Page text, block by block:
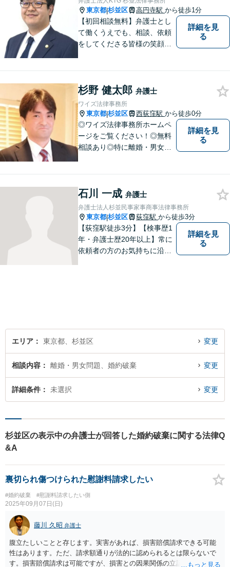
す！東京都|杉並区 高円寺駅 から徒歩1分
【初回相談無料】弁護士とし
て働くうえでも、相談、依頼
をしてくださる皆様の笑顔を
す。【夜間や休日相談も対応
可能】【メール・WEB面談
可】
詳細を見
る
杉野 健太郎 弁護士
ワイズ法律事務所
東京都|杉並区 西荻窪駅 から徒歩0分
◎ワイズ法律事務所ホームペ
ージをご覧ください！◎無料
相談あり◎特に離婚・男女問
小金井・練馬・西東京の方は
今すぐお問い合わせを！
詳細を見
る
石川 一成 弁護士
弁護士法人杉並民事家事商事法律事務所
東京都|杉並区 荻窪駅 から徒歩3分
【荻窪駅徒歩3分】【検事歴1
年・弁護士歴20年以上】常に
依頼者の方のお気持ちに沿っ
になります。
詳細を見
る
エリア 東京都、杉並区 変更
相談内容 離婚・男女問題、婚約破棄 変更
詳細条件 未選択 変更
杉並区の表示中の弁護士が回答した婚約破棄に関する法律Q
&A
裏切られ傷つけられた慰謝料請求したい
#婚約破棄 #慰謝料請求したい側
2025年09月07日(日)
藤川 久昭 弁護士
腹立たしいことと存じます。実害があれば、損害賠償請求できる可能
性はあります。ただ、請求額通りが法的に認められるとは限らないで
す。損害賠償請求は可能ですが、損害との因果関係の立証が容易では